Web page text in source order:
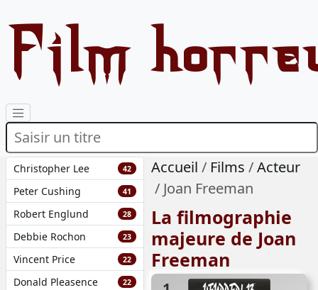
Film
Christopher Lee 42
Peter Cushing 41
Robert Englund 28
Debbie Rochon 23
Vincent Price 22
Donald Pleasence 22
Accueil Films
Acteur
Joan Freeman
La filmographie
majeure de Joan
Freeman